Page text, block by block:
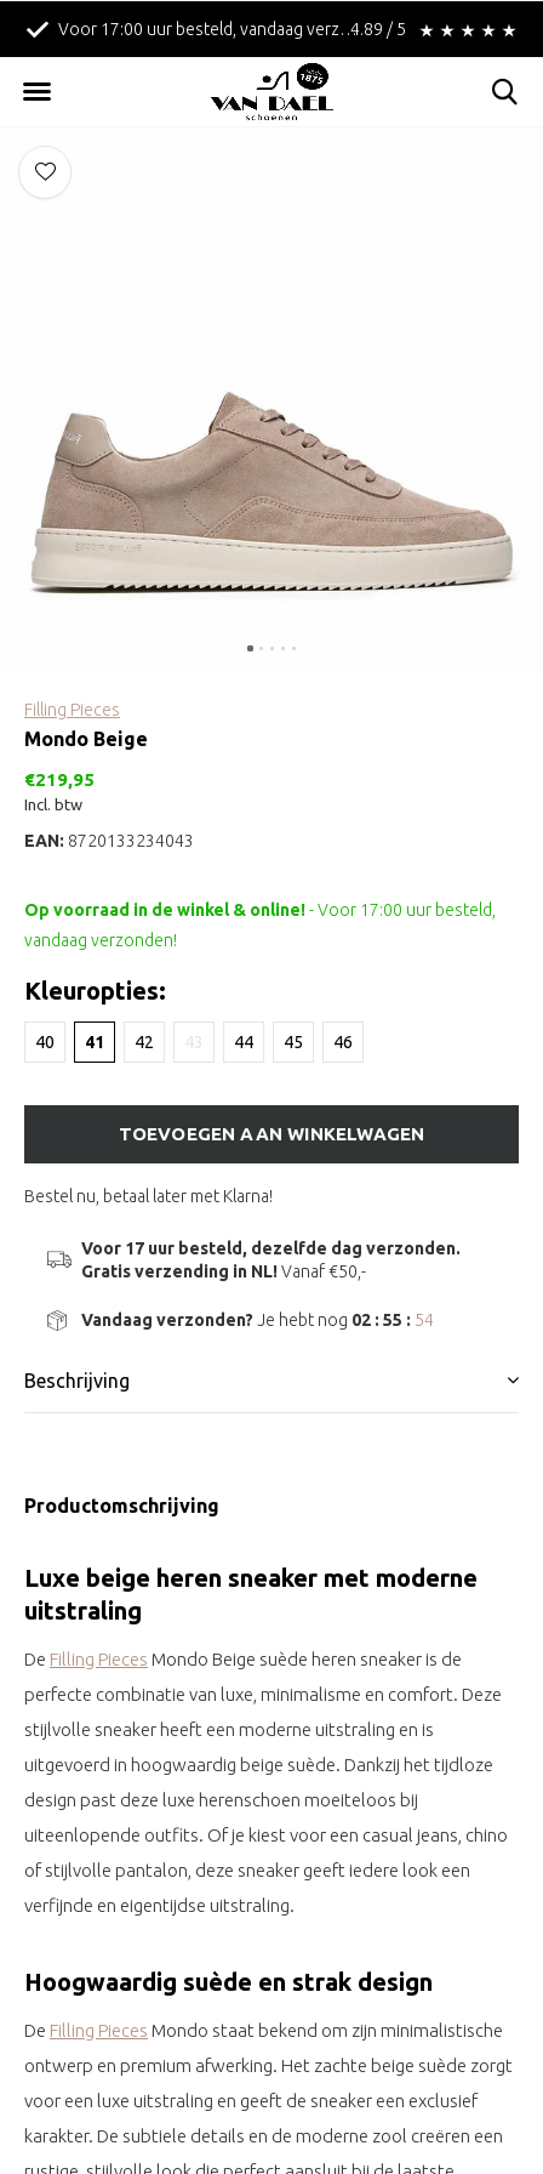
Voor 17:00 uur besteld, vandaag verzonden! Betaal achteraf met
4.89 / 5
Filling Pieces
Mondo Beige
€219,95
Incl. btw
EAN: 8720133234043
Op voorraad in de winkel & online!- Voor 17:00 uur besteld,
vandaag verzonden!
Kleuropties:
40 41 42 43 44 45 46
TOEVOEGEN AAN WINKELWAGEN
Bestel nu, betaal later met Klarna!
Voor 17 uur besteld, dezelfde dag verzonden.
Gratis verzending in NL!Vanaf €50,-
Vandaag verzonden? Je hebt nog 02 : 55 : 53
Beschrijving
Productomschrijving
Luxe beige heren sneaker met moderne
uitstraling
De Filling Pieces Mondo Beige suède heren sneaker is de
perfecte combinatie van luxe, minimalisme en comfort. Deze
stijlvolle sneaker heeft een moderne uitstraling en is
uitgevoerd in hoogwaardig beige suède. Dankzij het tijdloze
design past deze luxe herenschoen moeiteloos bij
uiteenlopende outfits. Of je kiest voor een casual jeans, chino
of stijlvolle pantalon, deze sneaker geeft iedere look een
verfijnde en eigentijdse uitstraling.
Hoogwaardig suède en strak design
De Filling Pieces Mondo staat bekend om zijn minimalistische
ontwerp en premium afwerking. Het zachte beige suède zorgt
voor een luxe uitstraling en geeft de sneaker een exclusief
karakter. De subtiele details en de moderne zool creëren een